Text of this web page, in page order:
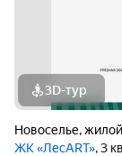
3D-тур
Новоселье,
ЖК «ЛесART», 3